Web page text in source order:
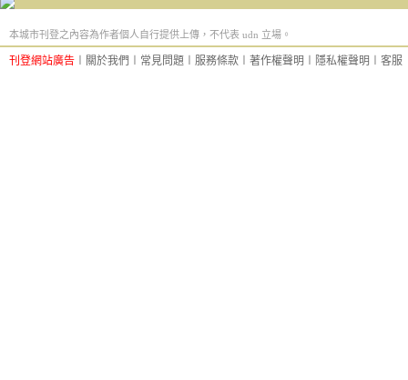
本城市刊登之內容為作者個人自行提供上傳，不代表 udn 立場。
刊登網站廣告 關於我們 常見問題 服務條款 著作權聲明 隱私權聲明 客服